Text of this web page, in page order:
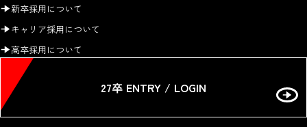
新卒採用について
キャリア採用について
高卒採用について
27卒 ENTRY / LOGIN